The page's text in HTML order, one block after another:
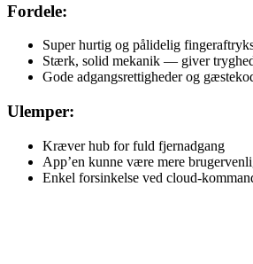
Fordele:
Super hurtig og pålidelig
Stærk, solid mekanik — giver
Gode adgangsrettigheder og
Ulemper:
Kræver hub for fuld fjernadgang
App’en kunne være mere
Enkel forsinkelse ved cloud-